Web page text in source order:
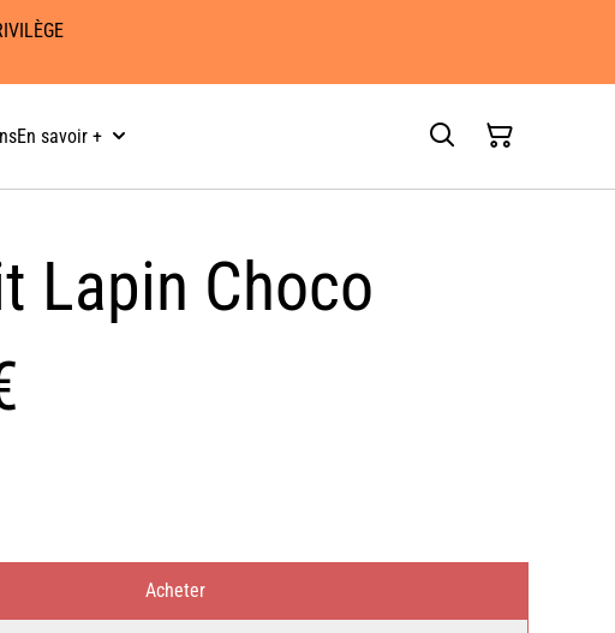
En savoir +
Lapin Choco
Acheter